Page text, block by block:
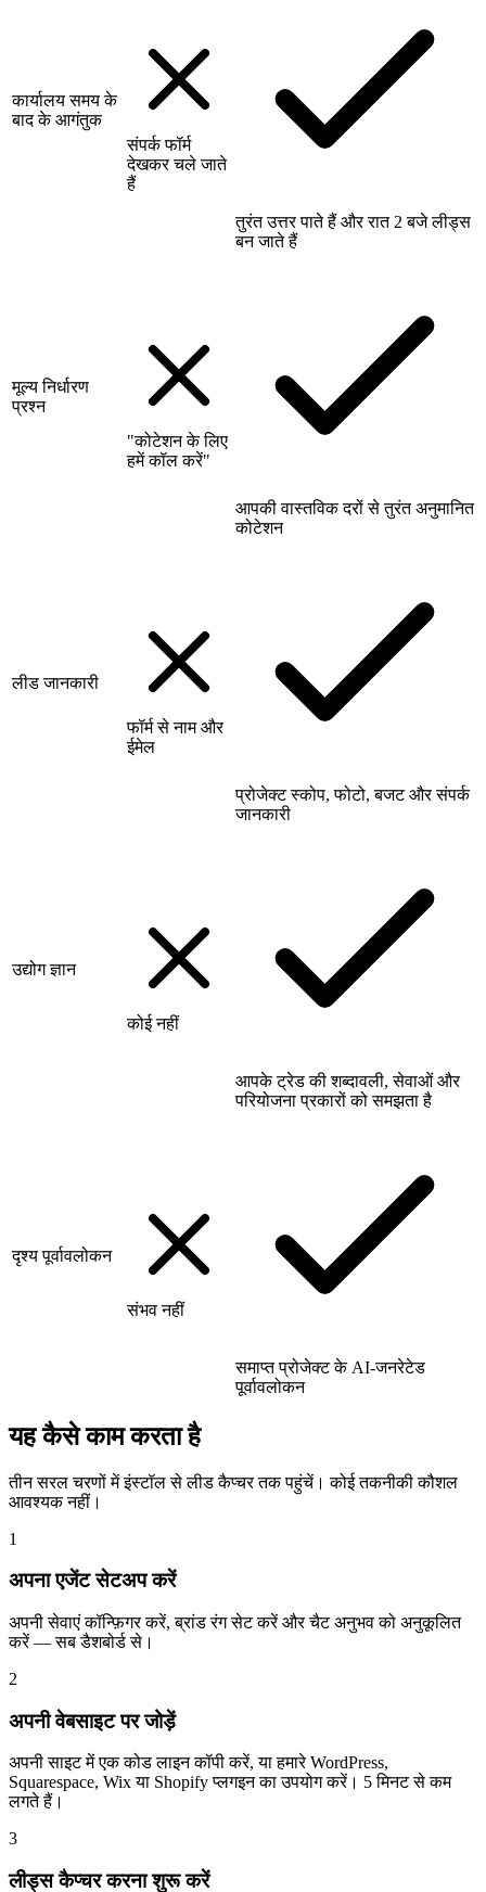
कार्यालय समय के
बाद के आगंतुक
संपर्क फॉर्म
देखकर चले जाते
हैं
तुरंत उत्तर पाते हैं और रात 2 बजे लीड्स
बन जाते हैं
मूल्य निर्धारण
प्रश्न
"कोटेशन के लिए
हमें कॉल करें"
आपकी वास्तविक दरों से तुरंत अनुमानित
कोटेशन
लीड जानकारी
फॉर्म से नाम और
ईमेल
प्रोजेक्ट स्कोप, फोटो, बजट और संपर्क
जानकारी
उद्योग ज्ञान
कोई नहीं
आपके ट्रेड की शब्दावली, सेवाओं और
परियोजना प्रकारों को समझता है
दृश्य पूर्वावलोकन
संभव नहीं
समाप्त प्रोजेक्ट के AI-जनरेटेड
पूर्वावलोकन
यह कैसे काम करता है
तीन सरल चरणों में इंस्टॉल से लीड कैप्चर तक पहुंचें। कोई तकनीकी कौशल
आवश्यक नहीं।
1
अपना एजेंट सेटअप करें
अपनी सेवाएं कॉन्फ़िगर करें, ब्रांड रंग सेट करें और चैट अनुभव को अनुकूलित
करें — सब डैशबोर्ड से।
2
अपनी वेबसाइट पर जोड़ें
अपनी साइट में एक कोड लाइन कॉपी करें, या हमारे WordPress,
Squarespace, Wix या Shopify प्लगइन का उपयोग करें। 5 मिनट से कम
लगते हैं।
3
लीड्स कैप्चर करना शुरू करें